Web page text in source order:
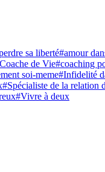
sa liberté#amour
de Vie#coaching
soi-meme#Infidelité
#Spécialiste de la relation
#Vivre à deux